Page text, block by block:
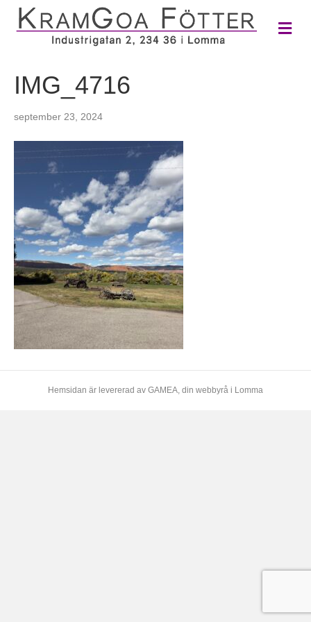
M
e
IMG_4716
september 23, 2024
Hemsidan är levererad av GAMEA, din webbyrå i Lomma